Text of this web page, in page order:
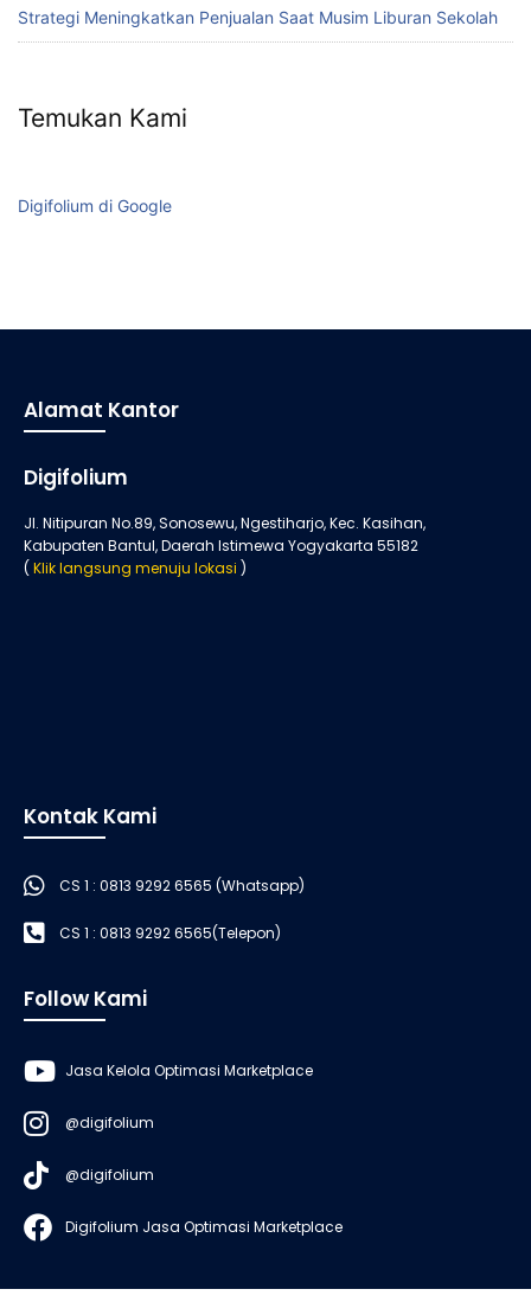
Strategi Meningkatkan Penjualan Saat Musim Liburan Sekolah
Temukan Kami
Digifolium di Google
Alamat Kantor
Digifolium
Jl. Nitipuran No.89, Sonosewu, Ngestiharjo, Kec. Kasihan,
Kabupaten Bantul, Daerah Istimewa Yogyakarta 55182
( Klik langsung menuju lokasi )
Kontak Kami
CS 1 : 0813 9292 6565 (Whatsapp)
CS 1 : 0813 9292 6565(Telepon)
Follow Kami
Jasa Kelola Optimasi Marketplace
@digifolium
@digifolium
Digifolium Jasa Optimasi Marketplace